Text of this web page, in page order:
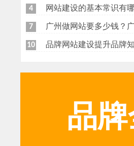
4 网站建设的基本常识有
7 广州做网站要多少钱？广州企
10 品牌网站建设提升品牌知
品